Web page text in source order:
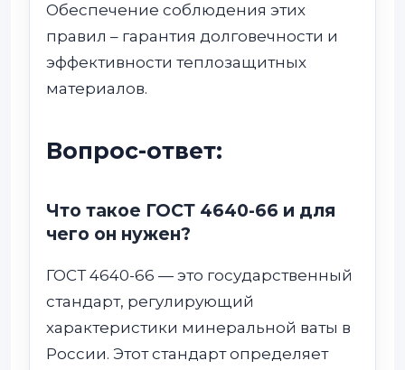
Обеспечение соблюдения этих
правил – гарантия долговечности и
эффективности теплозащитных
материалов.
Вопрос-ответ:
Что такое ГОСТ 4640-66 и для
чего он нужен?
ГОСТ 4640-66 — это государственный
стандарт, регулирующий
характеристики минеральной ваты в
России. Этот стандарт определяет